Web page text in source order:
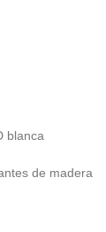
blanca
de madera